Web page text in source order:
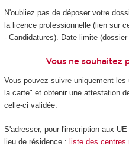
N'oubliez pas de déposer votre
la licence professionnelle (lien sur
- Candidatures). Date limite
Vous ne souhaitez
Vous pouvez suivre uniquement
la carte" et obtenir une attestation
celle-ci validée.
S'adresser, pour l'inscription aux
lieu de résidence : liste des centres